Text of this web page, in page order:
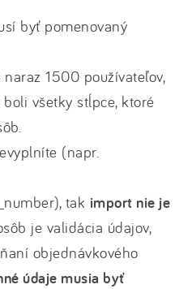
byť pomenovaný
1500 používateľov,
všetky stĺpce, ktoré
(napr.
tak import nie je
je validácia údajov,
objednávkového
údaje musia byť